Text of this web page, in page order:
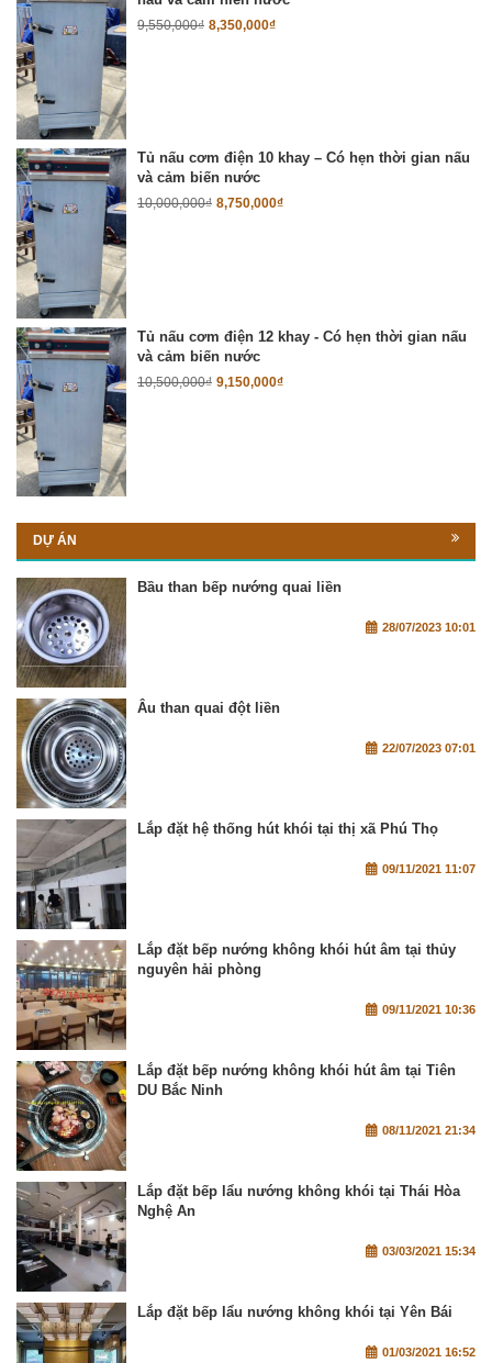
9,550,000₫ 8,350,000₫
Tủ nấu cơm điện 10 khay – Có hẹn thời gian nấu
và cảm biến nước
10,000,000₫ 8,750,000₫
Tủ nấu cơm điện 12 khay - Có hẹn thời gian nấu
và cảm biến nước
10,500,000₫ 9,150,000₫
DỰ ÁN
Bầu than bếp nướng quai liền
28/07/2023 10:01
Âu than quai đột liền
22/07/2023 07:01
Lắp đặt hệ thống hút khói tại thị xã Phú Thọ
09/11/2021 11:07
Lắp đặt bếp nướng không khói hút âm tại thủy
nguyên hải phòng
09/11/2021 10:36
Lắp đặt bếp nướng không khói hút âm tại Tiên
DU Bắc Ninh
08/11/2021 21:34
Lắp đặt bếp lẩu nướng không khói tại Thái Hòa
Nghệ An
03/03/2021 15:34
Lắp đặt bếp lẩu nướng không khói tại Yên Bái
01/03/2021 16:52